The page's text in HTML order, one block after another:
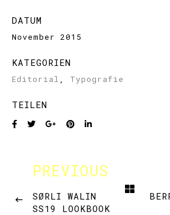
DATUM
November 2015
KATEGORIEN
Editorial , Typografie
TEILEN
PREVIOUS
SØRLI WALIN
SS19 LOOKBOOK